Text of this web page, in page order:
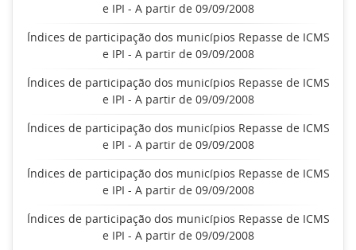
e IPI - A partir de 09/09/2008
Índices de participação dos municípios Repasse de ICMS
e IPI - A partir de 09/09/2008
Índices de participação dos municípios Repasse de ICMS
e IPI - A partir de 09/09/2008
Índices de participação dos municípios Repasse de ICMS
e IPI - A partir de 09/09/2008
Índices de participação dos municípios Repasse de ICMS
e IPI - A partir de 09/09/2008
Índices de participação dos municípios Repasse de ICMS
e IPI - A partir de 09/09/2008